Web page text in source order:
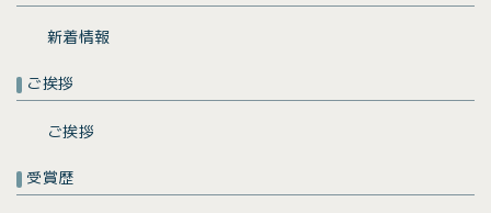
新着情報
ご挨拶
ご挨拶
受賞歴